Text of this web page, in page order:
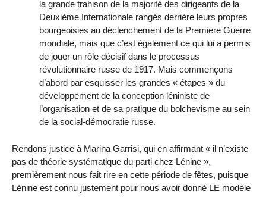
la grande trahison de la majorité des dirigeants de la
Deuxième Internationale rangés derrière leurs propres
bourgeoisies au déclenchement de la Première Guerre
mondiale, mais que c’est également ce qui lui a permis
de jouer un rôle décisif dans le processus
révolutionnaire russe de 1917. Mais commençons
d’abord par esquisser les grandes « étapes » du
développement de la conception léniniste de
l’organisation et de sa pratique du bolchevisme au sein
de la social-démocratie russe.
Rendons justice à Marina Garrisi, qui en affirmant « il n’existe
pas de théorie systématique du parti chez Lénine »,
premièrement nous fait rire en cette période de fêtes, puisque
Lénine est connu justement pour nous avoir donné LE modèle